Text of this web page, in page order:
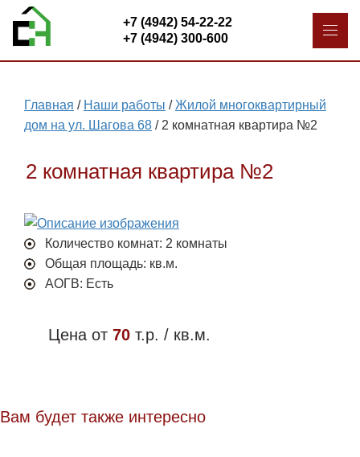
+7 (4942) 54-22-22
+7 (4942) 300-600
Главная / Наши работы /Жилой многоквартирный
дом на ул. Шагова 68 / 2 комнатная квартира №2
2 комнатная квартира №2
Количество комнат: 2 комнаты
Общая площадь: кв.м.
АОГВ: Есть
Цена от 70 т.р. / кв.м.
Вам будет также интересно